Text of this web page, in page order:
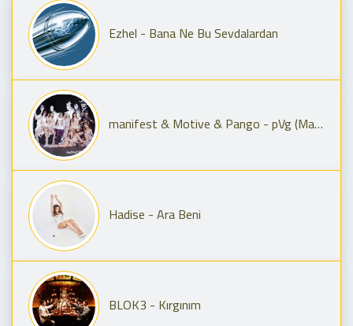
Ezhel - Bana Ne Bu Sevdalardan
manifest & Motive & Pango - pVg (Manifest Live Remix)
Hadise - Ara Beni
BLOK3 - Kırgınım